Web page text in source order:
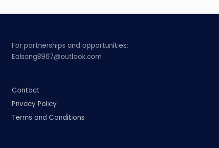
For partnerships and opportunities:
Ealsong8967@outlook.com
Contact
Privacy Policy
Terms and Conditions